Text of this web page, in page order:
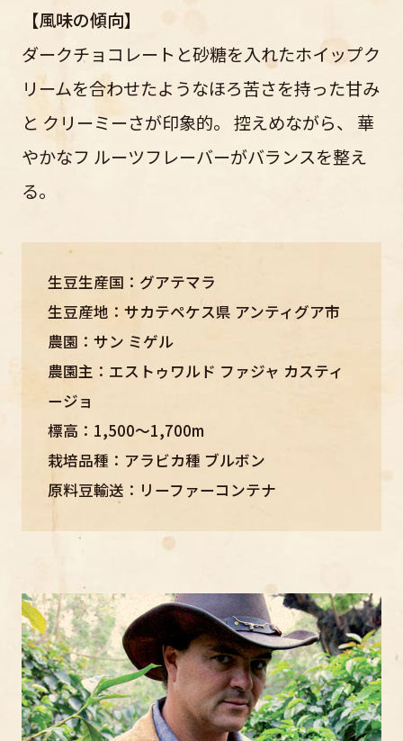
【風味の傾向】
ダークチョコレートと砂糖を入れたホイップク
リームを合わせたようなほろ苦さを持った甘み
と クリーミーさが印象的。 控えめながら、 華
やかなフ ルーツフレーバーがバランスを整え
る。
生豆生産国：グアテマラ
生豆産地：サカテペケス県 アンティグア市
農園：サン ミゲル
農園主：エストゥワルド ファジャ カスティ
ージョ
標高：1,500～1,700m
栽培品種：アラビカ種 ブルボン
原料豆輸送：リーファーコンテナ